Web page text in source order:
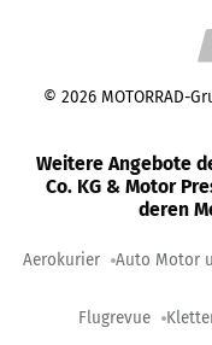
© 2026 MOTORRAD-
Weitere Angebote
Co. KG & Motor
deren
Aerokurier Auto Motor
Flugrevue